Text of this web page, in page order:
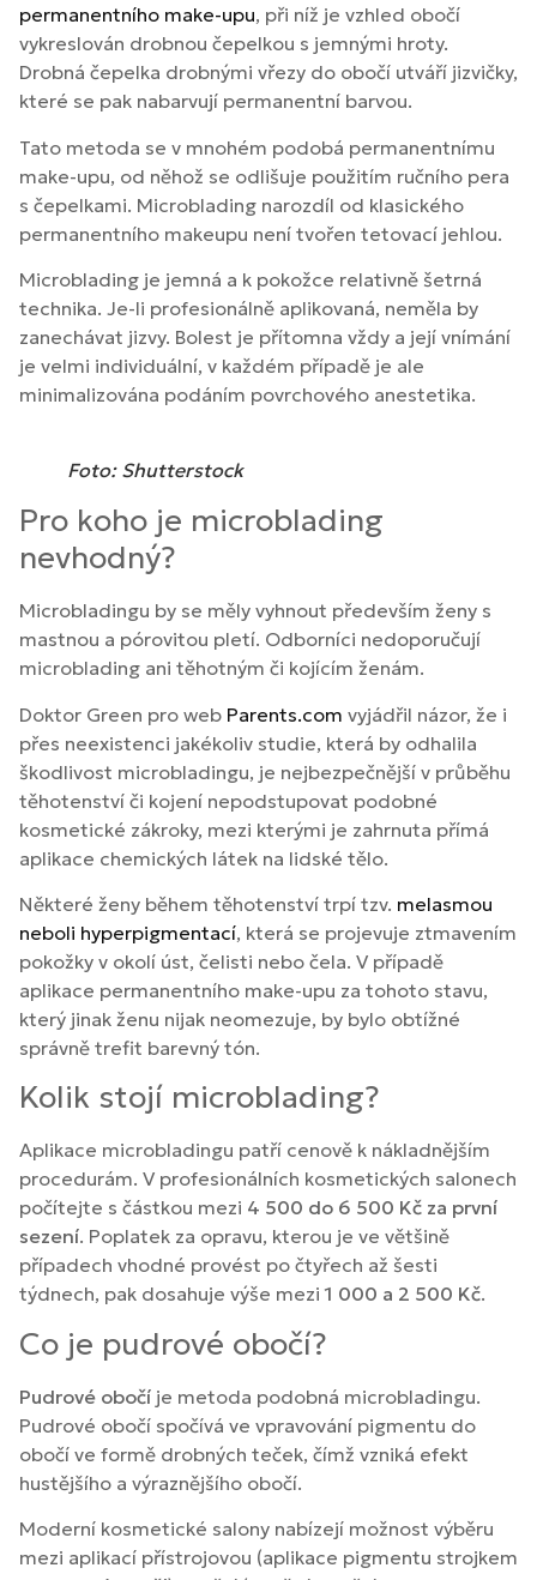
permanentního make-upu, při níž je vzhled obočí
vykreslován drobnou čepelkou s jemnými hroty.
Drobná čepelka drobnými vřezy do obočí utváří jizvičky,
které se pak nabarvují permanentní barvou.
Tato metoda se v mnohém podobá permanentnímu
make-upu, od něhož se odlišuje použitím ručního pera
s čepelkami. Microblading narozdíl od klasického
permanentního makeupu není tvořen tetovací jehlou.
Microblading je jemná a k pokožce relativně šetrná
technika. Je-li profesionálně aplikovaná, neměla by
zanechávat jizvy. Bolest je přítomna vždy a její vnímání
je velmi individuální, v každém případě je ale
minimalizována podáním povrchového anestetika.
Foto: Shutterstock
Pro koho je microblading
nevhodný?
Microbladingu by se měly vyhnout především ženy s
mastnou a pórovitou pletí. Odborníci nedoporučují
microblading ani těhotným či kojícím ženám.
Doktor Green pro web Parents.com vyjádřil názor, že i
přes neexistenci jakékoliv studie, která by odhalila
škodlivost microbladingu, je nejbezpečnější v průběhu
těhotenství či kojení nepodstupovat podobné
kosmetické zákroky, mezi kterými je zahrnuta přímá
aplikace chemických látek na lidské tělo.
Některé ženy během těhotenství trpí tzv. melasmou
neboli hyperpigmentací, která se projevuje ztmavením
pokožky v okolí úst, čelisti nebo čela. V případě
aplikace permanentního make-upu za tohoto stavu,
který jinak ženu nijak neomezuje, by bylo obtížné
správně trefit barevný tón.
Kolik stojí microblading?
Aplikace microbladingu patří cenově k nákladnějším
procedurám. V profesionálních kosmetických salonech
počítejte s částkou mezi 4 500 do 6 500 Kč za první
sezení. Poplatek za opravu, kterou je ve většině
případech vhodné provést po čtyřech až šesti
týdnech, pak dosahuje výše mezi1 000 a 2 500 Kč.
Co je pudrové obočí?
Pudrové obočí je metoda podobná microbladingu.
Pudrové obočí spočívá ve vpravování pigmentu do
obočí ve formě drobných teček, čímž vzniká efekt
hustějšího a výraznějšího obočí.
Moderní kosmetické salony nabízejí možnost výběru
mezi aplikací přístrojovou (aplikace pigmentu strojkem